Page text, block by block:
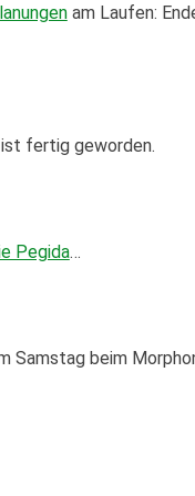
am Laufen:
fertig geworden.
Pegida…
Samstag beim